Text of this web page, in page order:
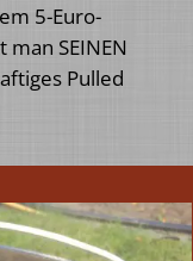
5-Euro-
SEINEN
Pulled